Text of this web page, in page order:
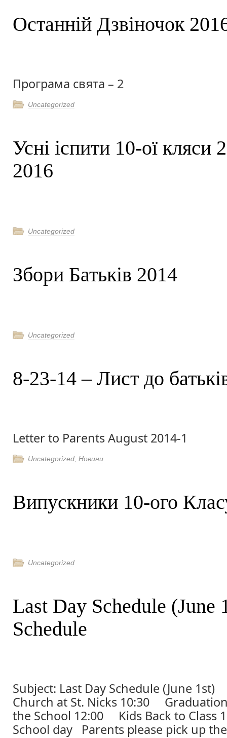
Останній Дзвіночок
Програма свята – 2
Uncategorized
Усні іспити 10-ої кляси
2016
Uncategorized
Збори Батьків 2014
Uncategorized
8-23-14 – Лист до
Letter to Parents August 2014-1
Uncategorized Новини
Випускники 10-ого
Uncategorized
Last Day Schedule (June
Schedule
Subject: Last Day Schedule (June
Church at St. Nicks 10:30
the School 12:00 Kids Back to
School day Parents please pick up